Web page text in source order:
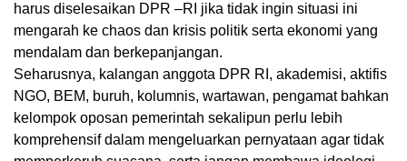
harus diselesaikan DPR –RI jika tidak ingin situasi ini
mengarah ke chaos dan krisis politik serta ekonomi yang
mendalam dan berkepanjangan.
Seharusnya, kalangan anggota DPR RI, akademisi, aktifis
NGO, BEM, buruh, kolumnis, wartawan, pengamat bahkan
kelompok oposan pemerintah sekalipun perlu lebih
komprehensif dalam mengeluarkan pernyataan agar tidak